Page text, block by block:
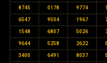
8745 0178 9774
6547 9504 1967
1548 6807 5026
9644 5258 2622
3400 6491 8037